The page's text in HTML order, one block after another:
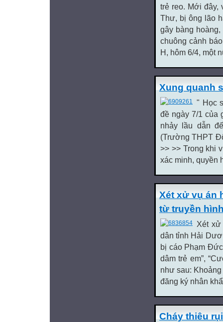
trẻ reo. Mới đây,
Thư, bị ông lão
gây bàng
chuông cảnh
H, hôm 6/4, một
Xung quanh
" Học
đề ngày 7/1 của
nhảy lầu dẫn
(Trường THPT
>> >> Trong khi
xác minh, quyền
Xét xử vụ án
từ truyền
Xét xử
dân tỉnh Hải
bị cáo Phạm
dâm trẻ em”,
như sau:
đăng ký nhân
Cháy thiêu